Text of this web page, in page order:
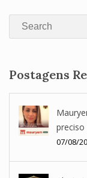
Search
Postagens
preciso
07/08/